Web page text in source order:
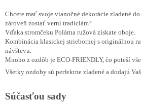
Chcete mať svoje vianočné dekorácie zladené
zároveň zostať verní tradíciám?
Vďaka stromčeku Polárna ružová získate oboje.
Kombinácia klasickej striebornej s originálnou
návštevu.
Mnoho z ozdôb je ECO-FRIENDLY, čo poteší
Všetky ozdoby sú perfektne zladené a dodajú
Súčasťou sady